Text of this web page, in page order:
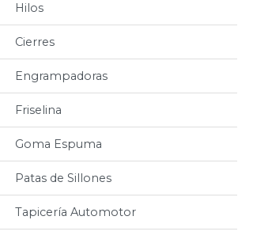
Hilos
Cierres
Engrampadoras
Friselina
Goma Espuma
Patas de Sillones
Tapicería Automotor